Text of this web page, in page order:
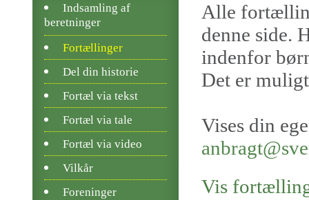
Alle
denne side.
indenfor
Det er
Vises din
Vis
Indsamling af
beretninger
Fortællinger
Del din historie
Fortæl via tekst
Fortæl via tale
Fortæl via video
Vilkår
Foreninger